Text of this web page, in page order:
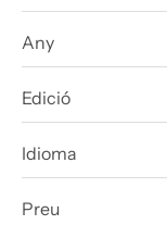
Any
Edició
Idioma
Preu